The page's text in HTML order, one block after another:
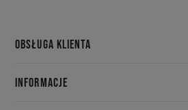
OBSŁUGA KLIENTA
INFORMACJE